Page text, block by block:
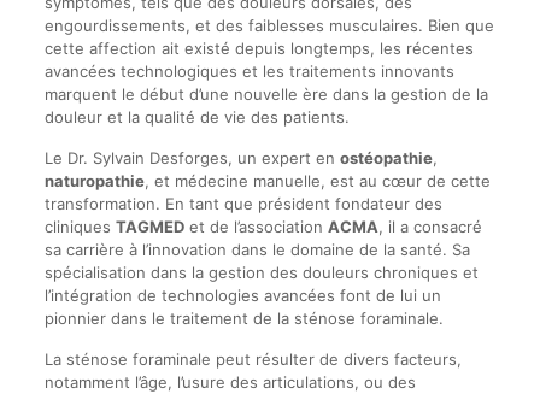
engourdissements, et des faiblesses musculaires. Bien que
cette affection ait existé depuis longtemps, les récentes
avancées technologiques et les traitements innovants
marquent le début d’une nouvelle ère dans la gestion de la
douleur et la qualité de vie des patients.
Le Dr. Sylvain Desforges, un expert en ostéopathie,
naturopathie, et médecine manuelle, est au cœur de cette
transformation. En tant que président fondateur des
cliniques TAGMEDet de l’association ACMA, il a consacré
sa carrière à l’innovation dans le domaine de la santé. Sa
spécialisation dans la gestion des douleurs chroniques et
l’intégration de technologies avancées font de lui un
pionnier dans le traitement de la sténose foraminale.
La sténose foraminale peut résulter de divers facteurs,
notamment l’âge, l’usure des articulations, ou des